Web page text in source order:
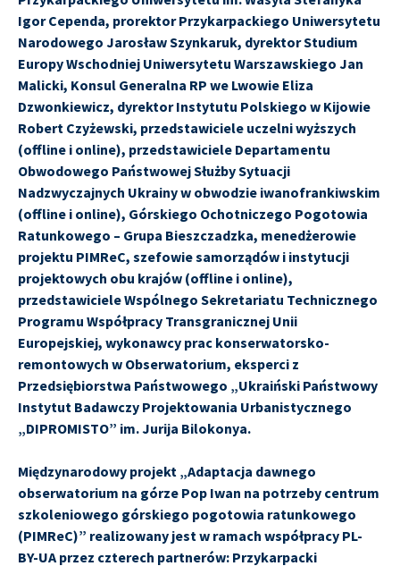
Igor Cependa, prorektor Przykarpackiego Uniwersytetu
Narodowego Jarosław Szynkaruk, dyrektor Studium
Europy Wschodniej Uniwersytetu Warszawskiego Jan
Malicki, Konsul Generalna RP we Lwowie Eliza
Dzwonkiewicz, dyrektor Instytutu Polskiego w Kijowie
Robert Czyżewski, przedstawiciele uczelni wyższych
(offline i online), przedstawiciele Departamentu
Obwodowego Państwowej Służby Sytuacji
Nadzwyczajnych Ukrainy w obwodzie iwanofrankiwskim
(offline i online), Górskiego Ochotniczego Pogotowia
Ratunkowego – Grupa Bieszczadzka, menedżerowie
projektu PIMReC, szefowie samorządów i instytucji
projektowych obu krajów (offline i online),
przedstawiciele Wspólnego Sekretariatu Technicznego
Programu Współpracy Transgranicznej Unii
Europejskiej, wykonawcy prac konserwatorsko-
remontowych w Obserwatorium, eksperci z
Przedsiębiorstwa Państwowego „Ukraiński Państwowy
Instytut Badawczy Projektowania Urbanistycznego
„DIPROMISTO” im. Jurija Bilokonya.
Międzynarodowy projekt „Adaptacja dawnego
obserwatorium na górze Pop Iwan na potrzeby centrum
szkoleniowego górskiego pogotowia ratunkowego
(PIMReC)” realizowany jest w ramach współpracy PL-
BY-UA przez czterech partnerów: Przykarpacki